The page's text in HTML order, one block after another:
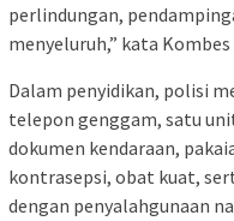
perlindungan,
menyeluruh,” kata Kombes
Dalam penyidikan, polisi
telepon genggam, satu
dokumen kendaraan,
kontrasepsi, obat kuat,
dengan penyalahgunaan